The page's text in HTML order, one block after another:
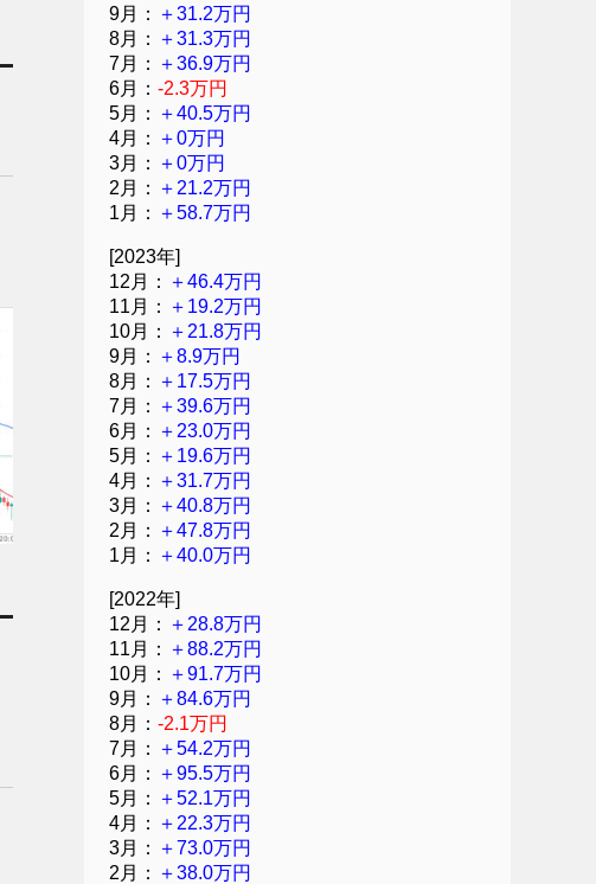
9月： ＋31.2万円
8月： ＋31.3万円
7月： ＋36.9万円
6月： -2.3万円
5月： ＋40.5万円
4月： ＋0万円
3月： ＋0万円
2月： ＋21.2万円
1月： ＋58.7万円
[2023年]
12月： ＋46.4万円
11月： ＋19.2万円
10月： ＋21.8万円
9月： ＋8.9万円
8月： ＋17.5万円
7月： ＋39.6万円
6月： ＋23.0万円
5月： ＋19.6万円
4月： ＋31.7万円
3月： ＋40.8万円
2月： ＋47.8万円
1月： ＋40.0万円
[2022年]
12月： ＋28.8万円
11月： ＋88.2万円
10月： ＋91.7万円
9月： ＋84.6万円
8月： -2.1万円
7月： ＋54.2万円
6月： ＋95.5万円
5月： ＋52.1万円
4月： ＋22.3万円
3月： ＋73.0万円
2月： ＋38.0万円